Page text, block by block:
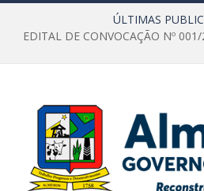
ÚLTIMAS
EDITAL DE CONVOCAÇÃO Nº